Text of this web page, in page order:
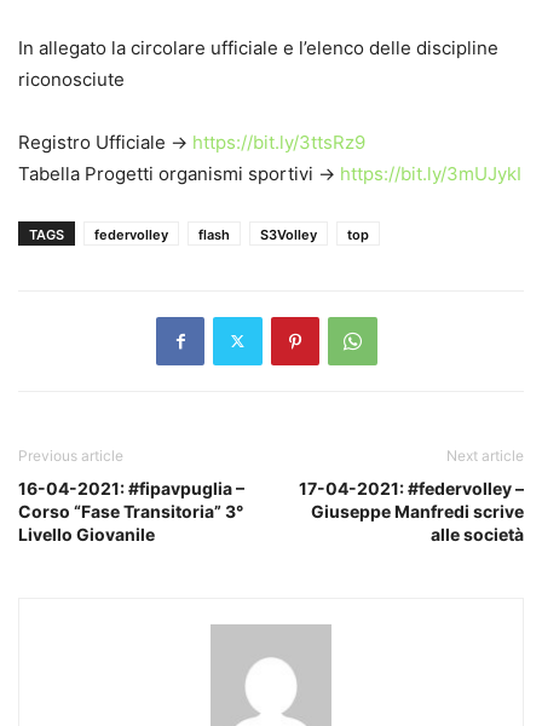
In allegato la circolare ufficiale e l’elenco delle discipline
riconosciute
Registro Ufficiale -> https://bit.ly/3ttsRz9
Tabella Progetti organismi sportivi -> https://bit.ly/3mUJykI
TAGS federvolley flash S3Volley top
Previous article
16-04-2021: #fipavpuglia –
Corso “Fase Transitoria” 3°
Livello Giovanile
Next article
17-04-2021: #federvolley –
Giuseppe Manfredi scrive
alle società